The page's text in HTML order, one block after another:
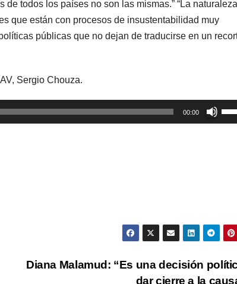
todos los países no son las mismas.” “La
que están con procesos de insustentabilidad muy
públicas que no dejan de traducirse en un
Sergio Chouza.
00:00
las
el
Diana Malamud: “Es una decisión
dar cierre a la